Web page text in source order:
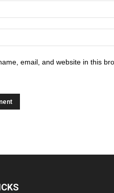
email, and website in this